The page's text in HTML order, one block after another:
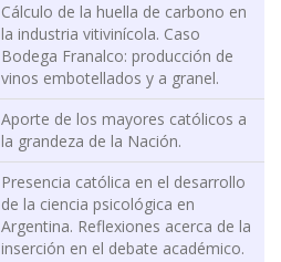
Cálculo de la huella de carbono en
la industria vitivinícola. Caso
Bodega Franalco: producción de
vinos embotellados y a granel.
Aporte de los mayores católicos a
la grandeza de la Nación.
Presencia católica en el desarrollo
de la ciencia psicológica en
Argentina. Reflexiones acerca de la
inserción en el debate académico.